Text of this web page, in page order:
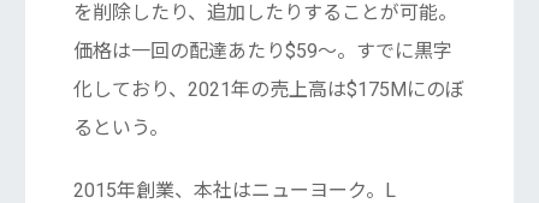
を削除したり、追加したりすることが可能。
価格は一回の配達あたり$59〜。すでに黒字
化しており、2021年の売上高は$175Mにのぼ
るという。
2015年創業、本社はニューヨーク。L